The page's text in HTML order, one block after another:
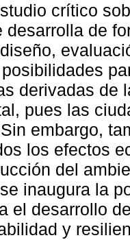
crítico
desarrolla de
derivadas de
pues las
embargo,
los efectos
del
inaugura la
el desarrollo
y